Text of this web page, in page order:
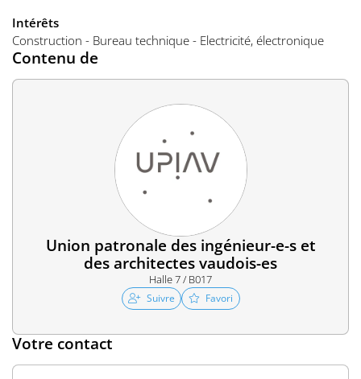
Intérêts
Construction - Bureau technique - Electricité, électronique
Contenu de
Union patronale des ingénieur-e-s et
des architectes vaudois-es
Halle 7 / B017
Suivre Favori
Votre contact